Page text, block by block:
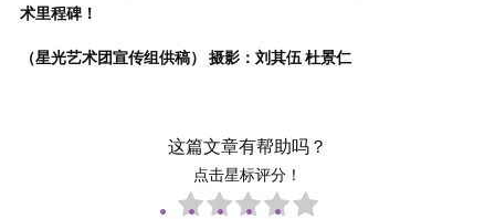
术里程碑！
（星光艺术团宣传组供稿） 摄影：刘其伍杜景仁
这篇文章有帮助吗？
点击星标评分！